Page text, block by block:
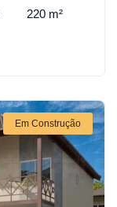
220 m²
Em Construção